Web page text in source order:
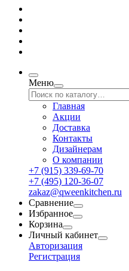
Меню
Главная
Акции
Доставка
Контакты
Дизайнерам
О компании
+7 (915) 339-69-70
+7 (495) 120-36-07
zakaz@qweenkitchen.ru
Сравнение
Избранное
Корзина
Личный кабинет
Авторизация
Регистрация